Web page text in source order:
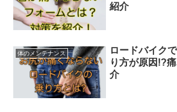
紹介
体のメンテナンス
ロードバイク
り方が原因!?
介